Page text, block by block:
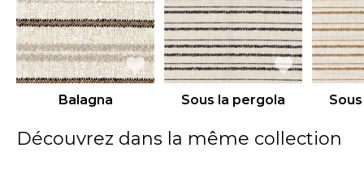
Balagna Sous la pergola
Découvrez dans la même collection